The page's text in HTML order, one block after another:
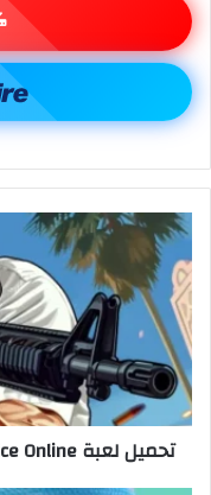
تحميل لعبة Vice Online مهكرة 2024 للأندرويد APK مجاناً